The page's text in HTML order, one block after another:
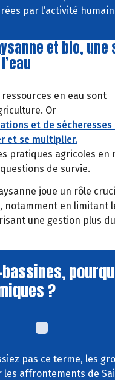
par l’activité
et bio, une
en eau sont
Or
et de
et se multiplier.
pratiques agricoles en
de survie.
joue un rôle
notamment en limitant
une gestion plus
?
pas ce terme, les
les affrontements de